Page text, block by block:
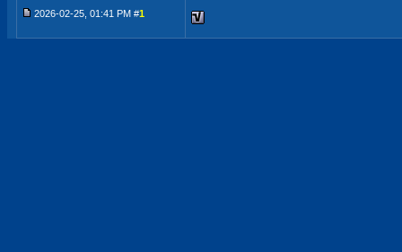
2026-02-25, 01:41 PM #1